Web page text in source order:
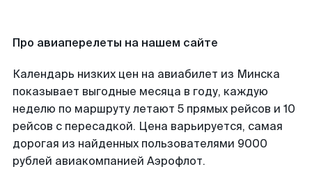
Про авиаперелеты на нашем сайте
Календарь низких цен на авиабилет из Минска
показывает выгодные месяца в году, каждую
неделю по маршруту летают 5 прямых рейсов и 10
рейсов с пересадкой. Цена варьируется, самая
дорогая из найденных пользователями 9000
рублей авиакомпанией Аэрофлот.